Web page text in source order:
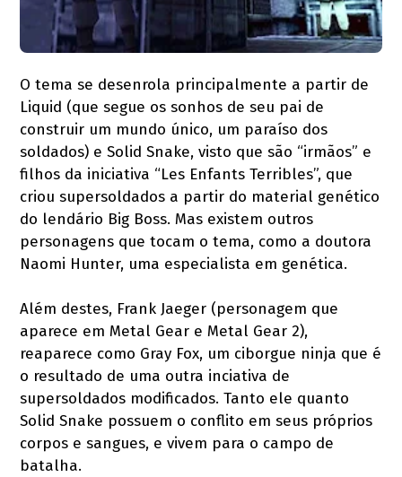
O tema se desenrola principalmente a partir de
Liquid (que segue os sonhos de seu pai de
construir um mundo único, um paraíso dos
soldados) e Solid Snake, visto que são “irmãos” e
filhos da iniciativa “Les Enfants Terribles”, que
criou supersoldados a partir do material genético
do lendário Big Boss. Mas existem outros
personagens que tocam o tema, como a doutora
Naomi Hunter, uma especialista em genética.
Além destes, Frank Jaeger (personagem que
aparece em Metal Gear e Metal Gear 2),
reaparece como Gray Fox, um ciborgue ninja que é
o resultado de uma outra inciativa de
supersoldados modificados. Tanto ele quanto
Solid Snake possuem o conflito em seus próprios
corpos e sangues, e vivem para o campo de
batalha.